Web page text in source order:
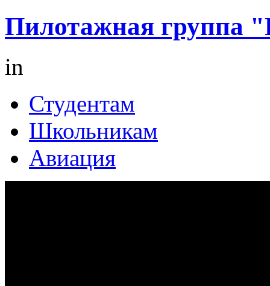
Пилотажная группа
in
Студентам
Школьникам
Авиация